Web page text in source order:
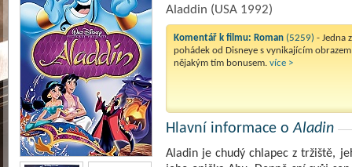
Aladdin (USA 1992)
Komentář k filmu: Roman (5259) - Jedna
pohádek od Disneye s vynikajícím
nějakým tím bonusem. více >
Hlavní informace oAladin
Aladin je chudý chlapec z tržiště,